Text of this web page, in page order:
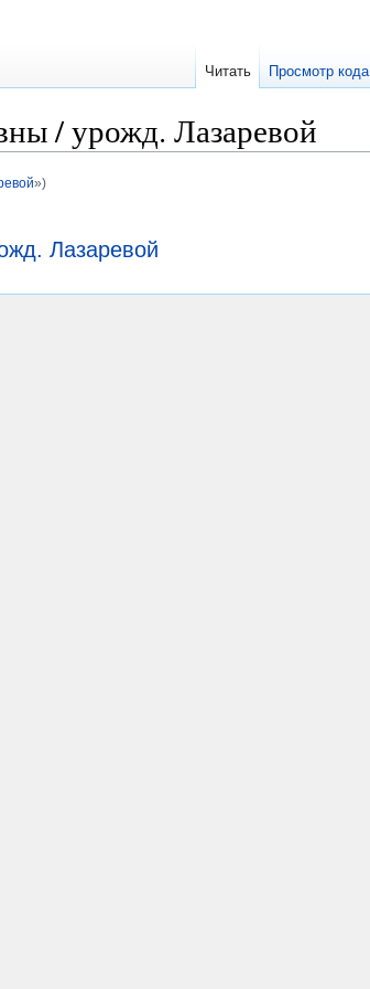
/ урожд. Лазаревой
»)
Лазаревой
Читать Просмотр кода